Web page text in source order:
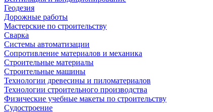
Геодезия
Дорожные работы
Мастерские по строительству
Сварка
Системы автоматизации
Сопротивление материалов и механика
Строительные материалы
Строительные машины
Технологии древесины и пиломатериалов
Технологии строительного производства
Физические учебные макеты по строительству
Судостроение